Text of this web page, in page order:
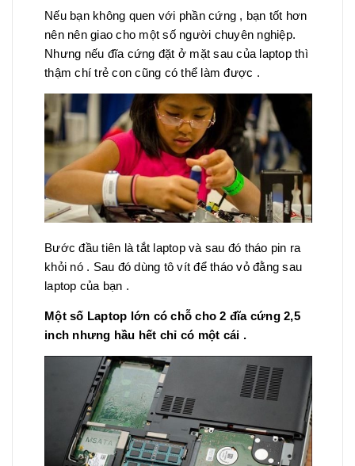
Nếu bạn không quen với phần cứng , bạn tốt hơn
nên nên giao cho một số người chuyên nghiệp.
Nhưng nếu đĩa cứng đặt ở mặt sau của laptop thì
thậm chí trẻ con cũng có thể làm được .
Bước đầu tiên là tắt laptop và sau đó tháo pin ra
khỏi nó . Sau đó dùng tô vít để tháo vỏ đằng sau
laptop của bạn .
Một số Laptop lớn có chỗ cho 2 đĩa cứng 2,5
inch nhưng hầu hết chỉ có một cái .